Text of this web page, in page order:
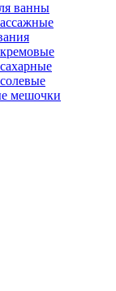
ванны
мешочки